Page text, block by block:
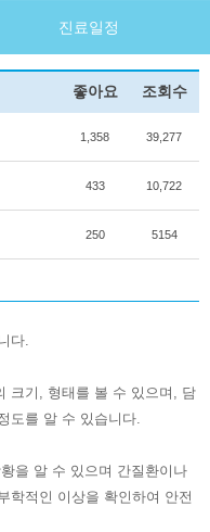
진료일정
좋아요 조회수
1,358 39,277
433 10,722
250 5154
다.
크기 , 형태를 볼 수 있으며 , 담
도를 알 수 있습니다.
을 알 수 있으며 간질환이나
학적인 이상을 확인하여 안전